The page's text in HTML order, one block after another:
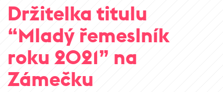
Držitelka titulu
“Mladý řemeslník
roku 2021” na
Zámečku